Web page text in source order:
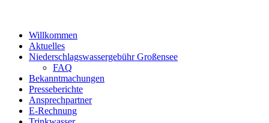
Willkommen
Aktuelles
Niederschlagswassergebühr Großensee
FAQ
Bekanntmachungen
Presseberichte
Ansprechpartner
E-Rechnung